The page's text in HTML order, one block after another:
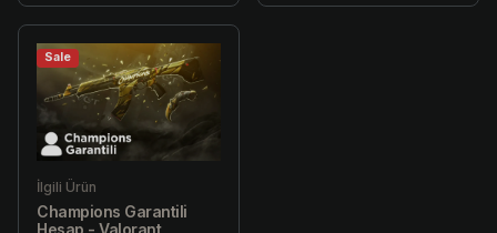
Sale
İlgili Ürün
Champions Garantili
Hesap - Valorant